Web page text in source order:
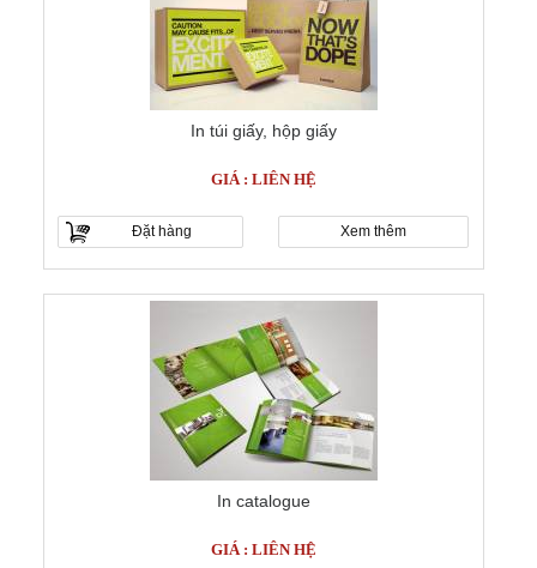
In túi giấy, hộp giấy
GIÁ : LIÊN HỆ
Đặt hàng Xem thêm
In catalogue
GIÁ : LIÊN HỆ